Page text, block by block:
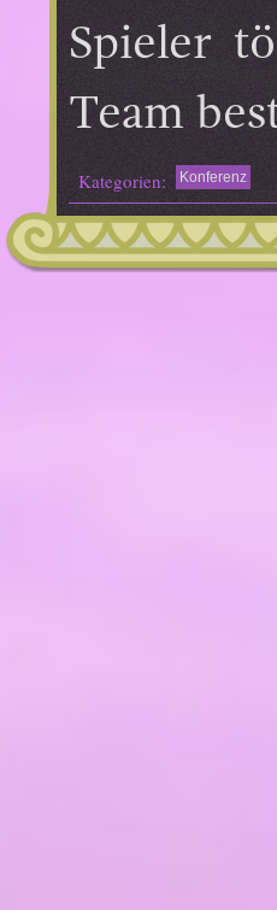
Spieler
Team
Kategorien: Konferenz